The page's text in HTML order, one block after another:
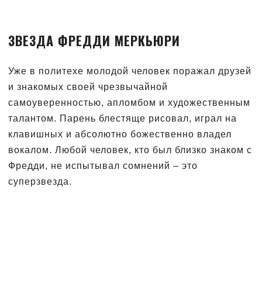
ЗВЕЗДА ФРЕДДИ МЕРКЬЮРИ
Уже в политехе молодой человек поражал друзей
и знакомых своей чрезвычайной
самоуверенностью, апломбом и художественным
талантом. Парень блестяще рисовал, играл на
клавишных и абсолютно божественно владел
вокалом. Любой человек, кто был близко знаком с
Фредди, не испытывал сомнений – это
суперзвезда.